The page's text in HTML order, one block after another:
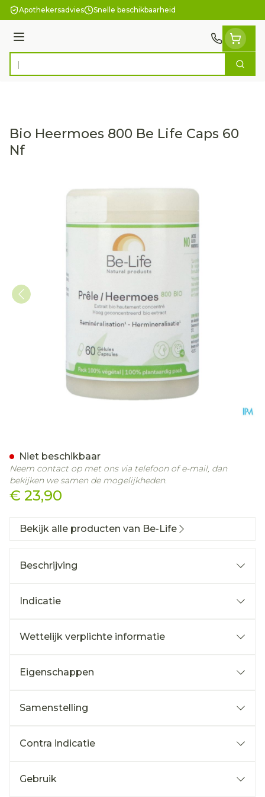
Ga naar de inhoud
Apothekersadvies Snelle beschikbaarheid
Menu
Product, merk, categorie... Zoek
Bio Heermoes 800 Be Life Caps 60
Nf
€ 23,90
Niet beschikbaar
Neem contact op met ons via telefoon of e-mail, dan
bekijken we samen de mogelijkheden.
Bekijk alle producten van Be-Life
Beschrijving
Indicatie
Wettelijk verplichte informatie
Eigenschappen
Samenstelling
Contra indicatie
Gebruik